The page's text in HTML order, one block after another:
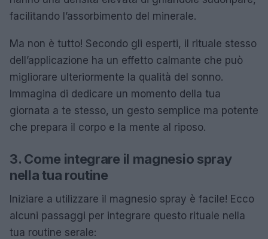
facilitando l’assorbimento del minerale.
Ma non è tutto! Secondo gli esperti, il rituale stesso
dell’applicazione ha un effetto calmante che può
migliorare ulteriormente la qualità del sonno.
Immagina di dedicare un momento della tua
giornata a te stesso, un gesto semplice ma potente
che prepara il corpo e la mente al riposo.
3. Come integrare il magnesio spray
nella tua routine
Iniziare a utilizzare il magnesio spray è facile! Ecco
alcuni passaggi per integrare questo rituale nella
tua routine serale: